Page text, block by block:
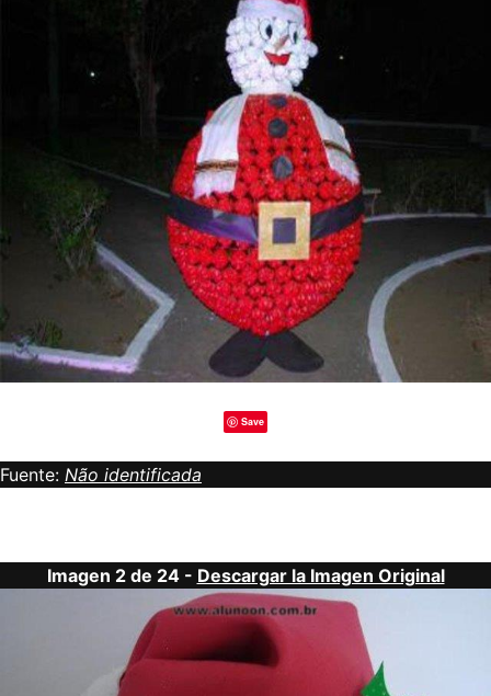
Save
Fuente: Não identificada
Imagen 2 de 24 - Descargar la Imagen Original